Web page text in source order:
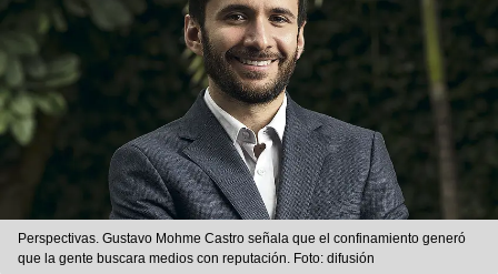
Perspectivas. Gustavo Mohme Castro señala que el confinamiento generó
que la gente buscara medios con reputación. Foto: difusión